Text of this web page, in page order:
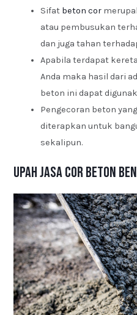
Sifat beton cor
atau pembusukan
dan juga tahan
Apabila terdapat
Anda maka hasil dari
beton ini dapat
Pengecoran beton
diterapkan untuk
sekalipun.
Upah Jasa Cor Beton